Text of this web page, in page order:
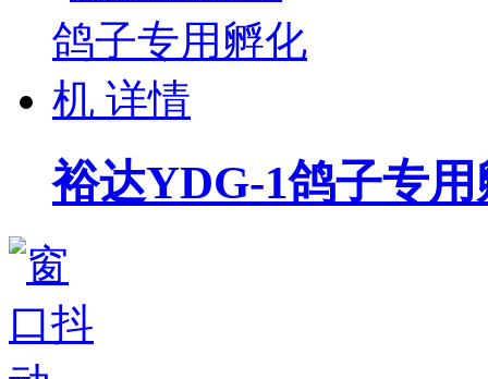
裕达YDG-1鸽子专